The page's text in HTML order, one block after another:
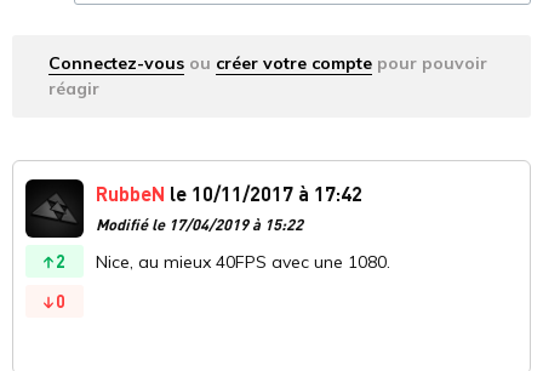
Connectez-vous ou créer votre compte pour pouvoir
réagir
2
0
RubbeN le 10/11/2017 à 17:42
Modifié le 17/04/2019 à 15:22
Nice, au mieux 40FPS avec une 1080.